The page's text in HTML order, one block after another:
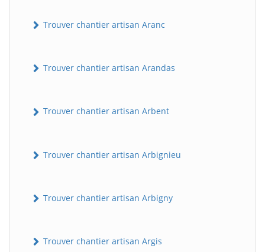
Trouver chantier artisan Aranc
Trouver chantier artisan Arandas
Trouver chantier artisan Arbent
Trouver chantier artisan Arbignieu
Trouver chantier artisan Arbigny
Trouver chantier artisan Argis